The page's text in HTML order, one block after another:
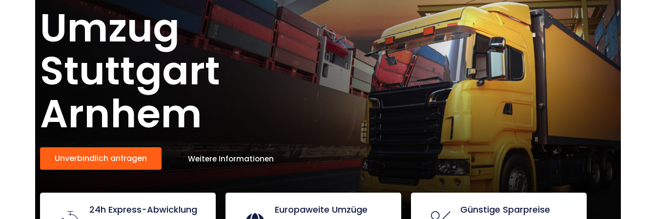
Umzug
Stuttgart
Arnhem
Unverbindlich anfragen Weitere Informationen
24h Express-Abwicklung Europaweite Umzüge Günstige Sparpreise